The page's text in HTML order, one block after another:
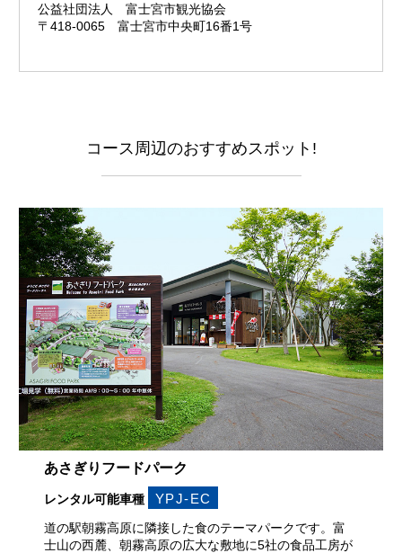
公益社団法人 富士宮市観光協会
〒418-0065 富士宮市中央町16番1号
コース周辺のおすすめスポット!
あさぎりフードパーク
レンタル可能車種 YPJ-EC
道の駅朝霧高原に隣接した食のテーマパークです。富
士山の西麓、朝霧高原の広大な敷地に5社の食品工房が